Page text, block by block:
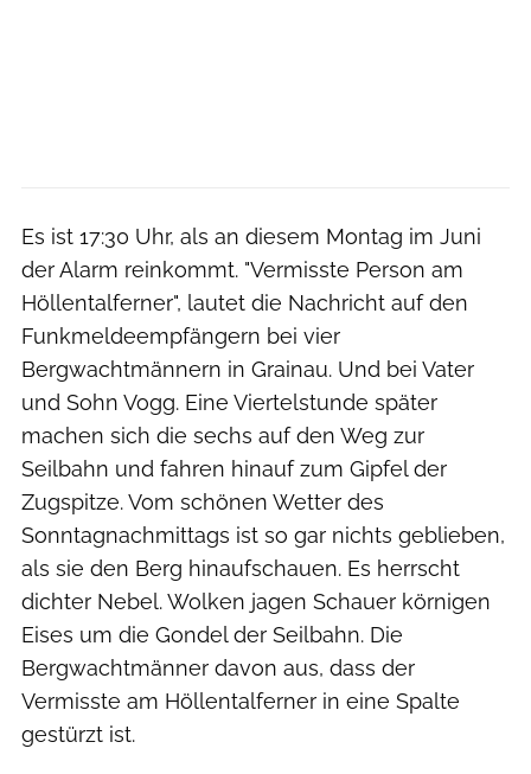
Es ist 17:30 Uhr, als an diesem Montag im Juni
der Alarm reinkommt. "Vermisste Person am
Höllentalferner", lautet die Nachricht auf den
Funkmeldeempfängern bei vier
Bergwachtmännern in Grainau. Und bei Vater
und Sohn Vogg. Eine Viertelstunde später
machen sich die sechs auf den Weg zur
Seilbahn und fahren hinauf zum Gipfel der
Zugspitze. Vom schönen Wetter des
Sonntagnachmittags ist so gar nichts geblieben,
als sie den Berg hinaufschauen. Es herrscht
dichter Nebel. Wolken jagen Schauer körnigen
Eises um die Gondel der Seilbahn. Die
Bergwachtmänner davon aus, dass der
Vermisste am Höllentalferner in eine Spalte
gestürzt ist.